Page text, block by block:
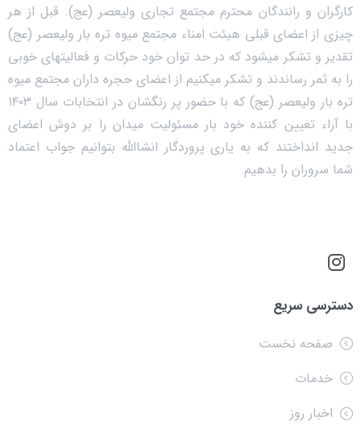
کارگران و رانندگان محترم مجتمع تجاری ولیعصر (عج). قبل از هر
چیزی از اعضای قبلی هیئت امناء مجتمع میوه تره بار ولیعصر (عج)
تقدیر و تشکر میشود که در حد توان خود حرکات و فعالیتهای خوبی
را به ثمر رساندند و تشکر میکنیم از اعضای حجره داران مجتمع میوه
تره بار ولیعصر (عج) که با حضور پر رنگشان در انتخابات سال ۱۴۰۳
با آراء تعیین کننده خود بار مسئولیت میدان را بر دوش اعضای
جدید انداختند که به یاری پروردگار انشاالله بتوانیم جواب اعتماد
شما سروران را بدهیم.
دسترسی سریع
صفحه نخست
خدمات
اخبار روز